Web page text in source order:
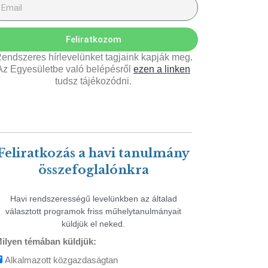
Feliratkozom
hírlevelünket tagjaink kapják meg.
Egyesületbe való belépésről ezen a linken
tudsz tájékozódni.
a havi tanulmány
összefoglalónkra
Havi rendszerességű levelünkben az általad
választott programok friss műhelytanulmányait
küldjük el neked.
témában küldjük:
Alkalmazott közgazdaságtan